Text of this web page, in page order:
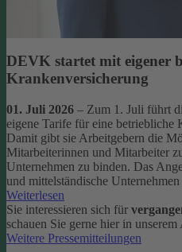
DEVK startet mit eigener
Krankenversicherung
01. Juli 2026 – Zum 1. Juli führt
eigene Tarife für eine
Damit gibt sie Arbeitgebern die
Mitarbeiterinnen und Mitarbeiter
Unternehmen zu binden. Das
und mittelständische
Weiterlesen
Sie interessieren sich für
schauen Sie gerne hier in
Weitere Pressemitteilungen